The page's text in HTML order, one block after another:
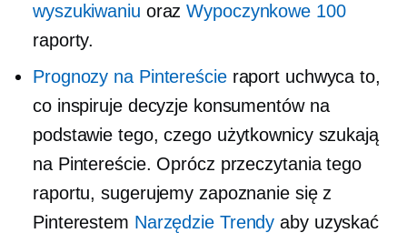
wyszukiwaniu orazWypoczynkowe 100
raporty.
Prognozy na Pintereście raport uchwyca to,
co inspiruje decyzje konsumentów na
podstawie tego, czego użytkownicy szukają
na Pintereście. Oprócz przeczytania tego
raportu, sugerujemy zapoznanie się z
Pinterestem Narzędzie Trendy aby uzyskać